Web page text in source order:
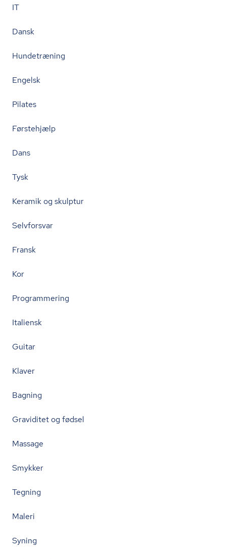
IT
Dansk
Hundetræning
Engelsk
Pilates
Førstehjælp
Dans
Tysk
Keramik og skulptur
Selvforsvar
Fransk
Kor
Programmering
Italiensk
Guitar
Klaver
Bagning
Graviditet og fødsel
Massage
Smykker
Tegning
Maleri
Syning